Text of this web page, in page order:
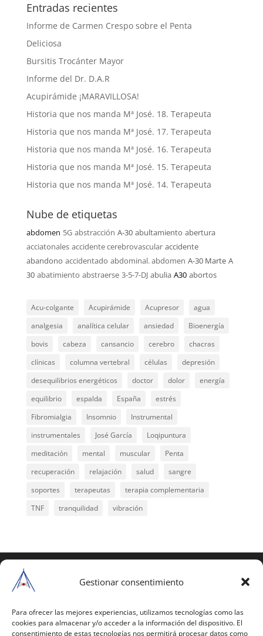
Gestionar consentimiento
Para ofrecer las mejores experiencias, utilizamos tecnologías como las
cookies para almacenar y/o acceder a la información del dispositivo. El
consentimiento de estas tecnologías nos permitirá procesar datos como
Entradas recientes
Informe de Carmen Crespo sobre el Penta
Deliciosa
Bursitis Trocánter Mayor
Informe del Dr. D.A.R
Acupirámide ¡MARAVILLOSA!
Historia que nos manda Mª José. 18. Terapeuta
Historia que nos manda Mª José. 17. Terapeuta
Historia que nos manda Mª José. 16. Terapeuta
Historia que nos manda Mª José. 15. Terapeuta
Historia que nos manda Mª José. 14. Terapeuta
Nube de etiquetas
abdomen 5G abstracción A-30 abultamiento abertura
acciatonales accidente cerebrovascular accidente
abandono accidentado abdominal. abdomen A-30 Marte A
30 abatimiento abstraerse 3-5-7-DJ abulia A30 abortos
Acu-colgante Acupirámide Acupresor
agua
analgesia
analítica celular ansiedad
Bioenergía
bovis
cabeza cansancio cerebro
chacras
clínicas
columna vertebral células
depresión
desequilibrios energéticos
doctor dolor
energía
equilibrio
espalda España
estrés
Fibromialgia
Insomnio
Instrumental
instrumentales
José García
Loqipuntura
meditación
mental muscular
Penta
recuperación
relajación salud
sangre
soportes
terapeutas
terapia complementaria
TNF
tranquilidad vibración
reservados
estas páginas o parte de ellas, necesita pedir
autorización por escrito a Mario Gil Sánchez.